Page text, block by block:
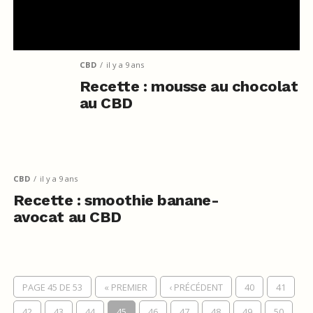
CBD il y a 9 ans
Recette : mousse au chocolat
au CBD
CBD il y a 9 ans
Recette : smoothie banane-
avocat au CBD
PAGE 45 DE 53 « PREMIER ‹ PRÉCÉDENT 40
41